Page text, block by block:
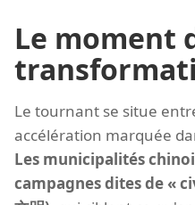
Le moment
Le tournant se situe
accélération marquée
Les municipalités
campagnes dites de «